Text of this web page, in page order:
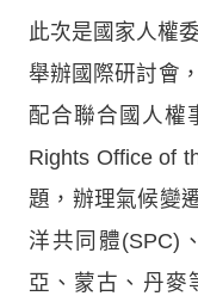
此次是國家人權
舉辦國際研討會
配合聯合國人權
Rights Office of
題，辦理氣候變
洋共同體(SPC)
亞、蒙古、丹麥